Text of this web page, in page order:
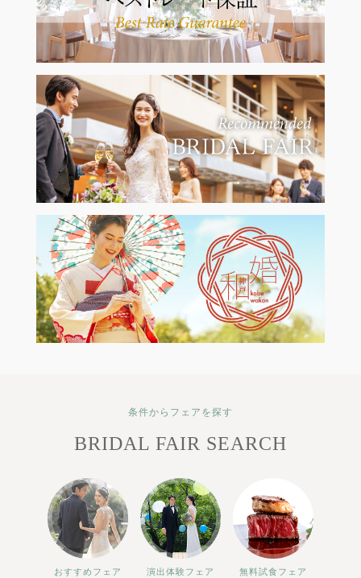
条件からフェアを探す
BRIDAL FAIR SEARCH
おすすめフェア 演出体験フェア 無料試食フェア